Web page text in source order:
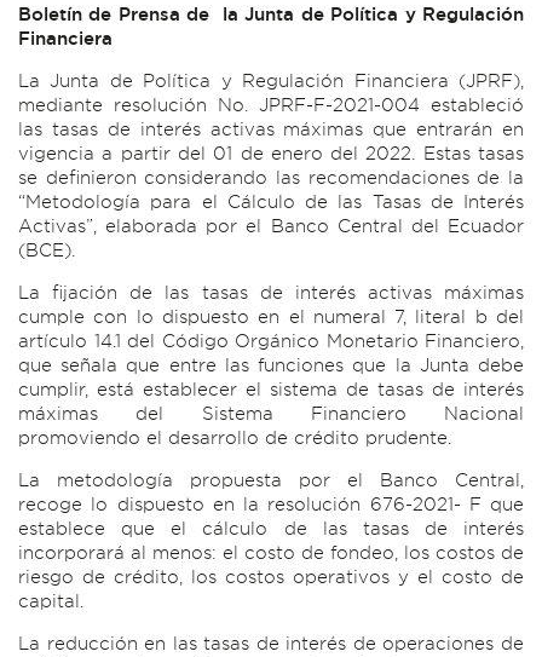
Boletín de Prensa de la Junta de Política y Regulación
Financiera
La Junta de Política y Regulación Financiera (JPRF),
mediante resolución No. JPRF-F-2021-004 estableció
las tasas de interés activas máximas que entrarán en
vigencia a partir del 01 de enero del 2022. Estas tasas
se definieron considerando las recomendaciones de la
“Metodología para el Cálculo de las Tasas de Interés
Activas”, elaborada por el Banco Central del Ecuador
(BCE).
La fijación de las tasas de interés activas máximas
cumple con lo dispuesto en el numeral 7, literal b del
artículo 14.1 del Código Orgánico Monetario Financiero,
que señala que entre las funciones que la Junta debe
cumplir, está establecer el sistema de tasas de interés
máximas del Sistema Financiero Nacional
promoviendo el desarrollo de crédito prudente.
La metodología propuesta por el Banco Central,
recoge lo dispuesto en la resolución 676-2021- F que
establece que el cálculo de las tasas de interés
incorporará al menos: el costo de fondeo, los costos de
riesgo de crédito, los costos operativos y el costo de
capital.
La reducción en las tasas de interés de operaciones de